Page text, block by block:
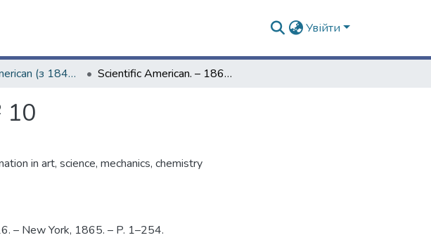
Увійти
Scientific American (з 1845 р.) Scientific American. – 1865. – Vol. 13, № 10
10
in art, science, mechanics, chemistry
– New York, 1865. – P. 1–254.